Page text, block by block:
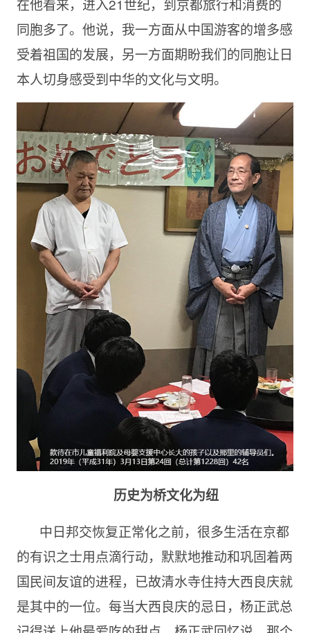
在他看来，进入21世纪，到京都旅行和消费的
同胞多了。他说，我一方面从中国游客的增多感
受着祖国的发展，另一方面期盼我们的同胞让日
本人切身感受到中华的文化与文明。
历史为桥文化为纽
中日邦交恢复正常化之前，很多生活在京都
的有识之士用点滴行动，默默地推动和巩固着两
国民间友谊的进程，已故清水寺住持大西良庆就
是其中的一位。每当大西良庆的忌日，杨正武总